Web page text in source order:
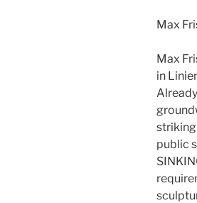
Max
Max
in
striking
public